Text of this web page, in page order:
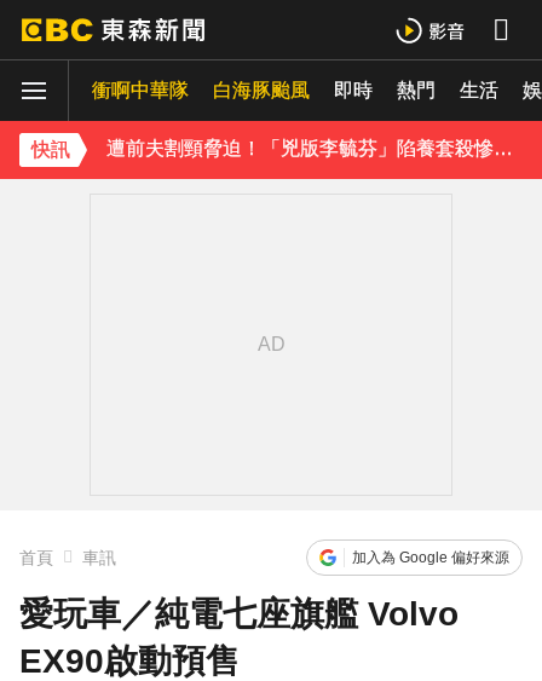
衝啊中華隊 白海豚颱風 即時 熱門 生活
快訊
遭前夫割頸脅迫！「兇版李毓芬」陷養套殺慘賠2000萬 2度遇感情詐騙
下載東森App，隨時掌握天下大小事！
首頁 車訊 加入為 Google 偏好來源
愛玩車／純電七座旗艦 Volvo
EX90啟動預售